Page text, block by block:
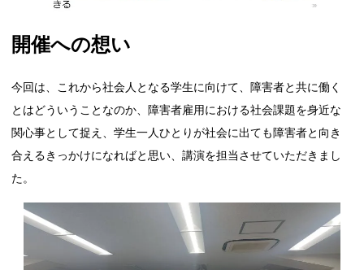
開催への想い
今回は、これから社会人となる学生に向けて、障害者と共に働く
とはどういうことなのか、障害者雇用における社会課題を身近な
関心事として捉え、学生一人ひとりが社会に出ても障害者と向き
合えるきっかけになればと思い、講演を担当させていただきまし
た。